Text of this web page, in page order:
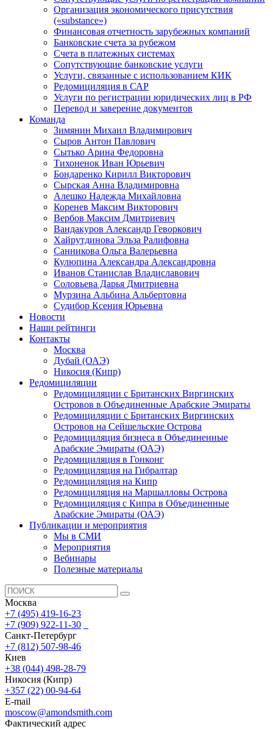
Организация экономического присутствия
(«substance»)
Финансовая отчетность зарубежных компаний
Банковские счета за рубежом
Счета в платежных системах
Сопутствующие банковские услуги
Услуги, связанные с использованием КИК
Редомициляция в САР
Услуги по регистрации юридических лиц в РФ
Перевод и заверение документов
Команда
Зимянин Михаил Владимирович
Сыров Антон Павлович
Сытько Арина Федоровна
Тихоненок Иван Юрьевич
Бондаренко Кирилл Викторович
Сырская Анна Владимировна
Алешко Надежда Михайловна
Коренев Максим Викторович
Вербов Максим Дмитриевич
Вандакуров Александр Геворкович
Хайрутдинова Эльза Ралифовна
Санникова Ольга Валерьевна
Кулюпина Александра Александровна
Иванов Станислав Владиславович
Соловьева Дарья Дмитриевна
Мурзина Альбина Альбертовна
Судибор Ксения Юрьевна
Новости
Наши рейтинги
Контакты
Москва
Дубай (ОАЭ)
Никосия (Кипр)
Редомициляции
Редомициляции с Британских Виргинских
Островов в Объединенные Арабские Эмираты
Редомициляции с Британских Виргинских
Островов на Сейшельские Острова
Редомициляция бизнеса в Объединенные
Арабские Эмираты (ОАЭ)
Редомициляция в Гонконг
Редомициляция на Гибралтар
Редомициляция на Кипр
Редомициляция на Маршалловы Острова
Редомициляция с Кипра в Объединенные
Арабские Эмираты (ОАЭ)
Публикации и мероприятия
Мы в СМИ
Мероприятия
Вебинары
Полезные материалы
Москва
+7 (495) 419-16-23
+7 (909) 922-11-30
Санкт-Петербург
+7 (812) 507-98-46
Киев
+38 (044) 498-28-79
Никосия (Кипр)
+357 (22) 00-94-64
E-mail
moscow@amondsmith.com
Фактический адрес